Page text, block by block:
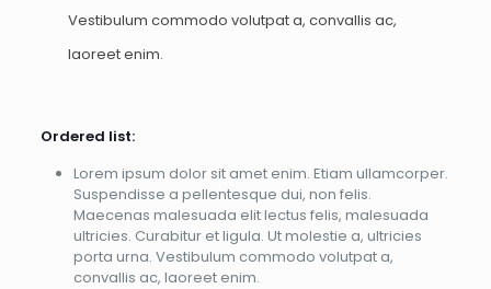
Vestibulum commodo volutpat a, convallis ac,
laoreet enim.
Ordered list:
Lorem ipsum dolor sit amet enim. Etiam ullamcorper.
Suspendisse a pellentesque dui, non felis.
Maecenas malesuada elit lectus felis, malesuada
ultricies. Curabitur et ligula. Ut molestie a, ultricies
porta urna. Vestibulum commodo volutpat a,
convallis ac, laoreet enim.